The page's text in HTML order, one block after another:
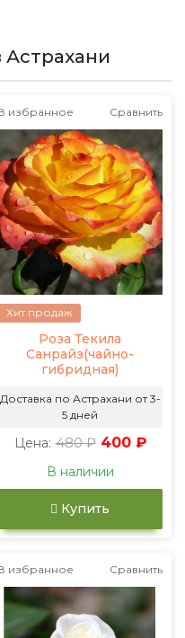
избранное Сравнить
Хит продаж
Роза Текила
Санрайз(чайно-
гибридная)
Доставка по Астрахани от 3-
5 дней
Цена: 480 ₽ 400 ₽
В наличии
Купить
избранное Сравнить